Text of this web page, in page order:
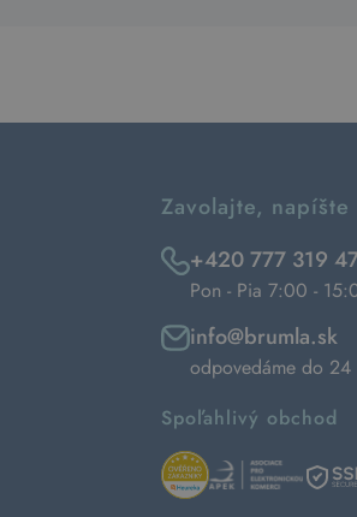
Zavolajte, napíšte
+420 777 319
Pon - Pia 7:00 -
info@brumla.sk
odpovedáme do 24
Spoľahlivý obchod